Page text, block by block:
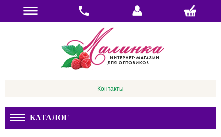
Контакты
КАТАЛОГ